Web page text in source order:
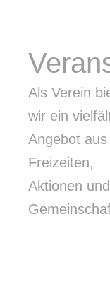
Als Verein
wir ein
Angebot aus
Freizeiten,
Aktionen und